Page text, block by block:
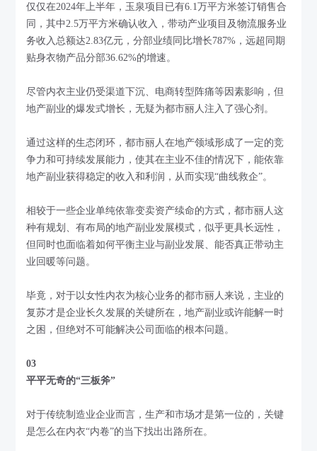
仅仅在2024年上半年，玉泉项目已有6.1万平方米签订销售合
同，其中2.5万平方米确认收入，带动产业项目及物流服务业
务收入总额达2.83亿元，分部业绩同比增长787%，远超同期
贴身衣物产品分部36.62%的增速。
尽管内衣主业仍受渠道下沉、电商转型阵痛等因素影响，但
地产副业的爆发式增长，无疑为都市丽人注入了强心剂。
通过这样的生态闭环，都市丽人在地产领域形成了一定的竞
争力和可持续发展能力，使其在主业不佳的情况下，能依靠
地产副业获得稳定的收入和利润，从而实现“曲线救企”。
相较于一些企业单纯依靠变卖资产续命的方式，都市丽人这
种有规划、有布局的地产副业发展模式，似乎更具长远性，
但同时也面临着如何平衡主业与副业发展、能否真正带动主
业回暖等问题。
毕竟，对于以女性内衣为核心业务的都市丽人来说，主业的
复苏才是企业长久发展的关键所在，地产副业或许能解一时
之困，但绝对不可能解决公司面临的根本问题。
03
平平无奇的“三板斧”
对于传统制造业企业而言，生产和市场才是第一位的，关键
是怎么在内衣“内卷”的当下找出出路所在。